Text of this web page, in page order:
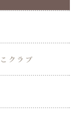
クラブ